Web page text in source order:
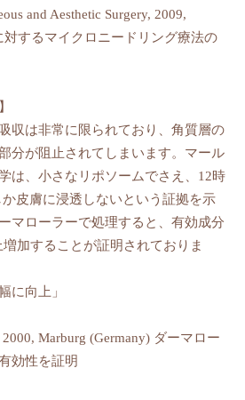
and Aesthetic Surgery, 2009,
対するマイクロニードリング療法の
収は非常に限られており、角質層の
分が阻止されてしまいます。マール
は、小さなリポソームでさえ、12時
皮膚に浸透しないという証拠を示
マローラーで処理すると、有効成分
加することが証明されておりま
に向上」
Marburg (Germany) ダーマロー
効性を証明